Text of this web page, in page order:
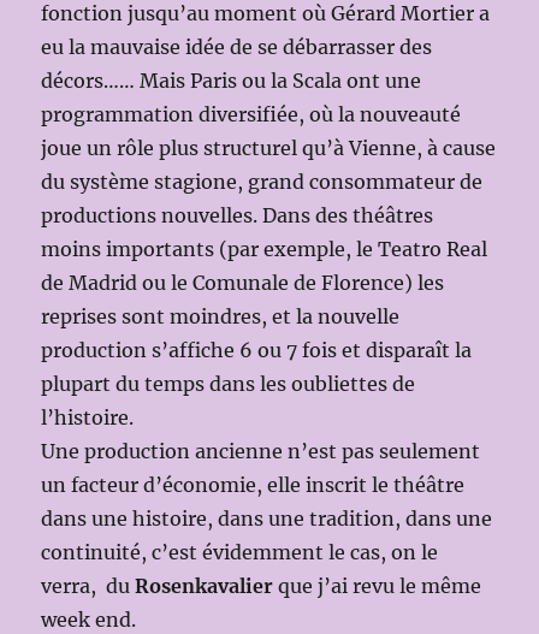
fonction jusqu’au moment où Gérard Mortier a
eu la mauvaise idée de se débarrasser des
décors…… Mais Paris ou la Scala ont une
programmation diversifiée, où la nouveauté
joue un rôle plus structurel qu’à Vienne, à cause
du système stagione, grand consommateur de
productions nouvelles. Dans des théâtres
moins importants (par exemple, le Teatro Real
de Madrid ou le Comunale de Florence) les
reprises sont moindres, et la nouvelle
production s’affiche 6 ou 7 fois et disparaît la
plupart du temps dans les oubliettes de
l’histoire.
Une production ancienne n’est pas seulement
un facteur d’économie, elle inscrit le théâtre
dans une histoire, dans une tradition, dans une
continuité, c’est évidemment le cas, on le
verra, duRosenkavalierque j’ai revu le même
week end.